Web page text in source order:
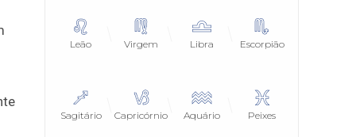
Leão Virgem Libra Escorpião
Sagitário Capricórnio Aquário Peixes